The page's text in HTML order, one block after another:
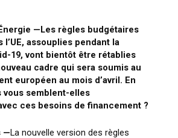
—Les règles budgétaires
l’UE, assouplies pendant la
19, vont bientôt être rétablies
cadre qui sera soumis au
européen au mois d’avril. En
vous semblent-elles
ces besoins de financement ?
—La nouvelle version des règles